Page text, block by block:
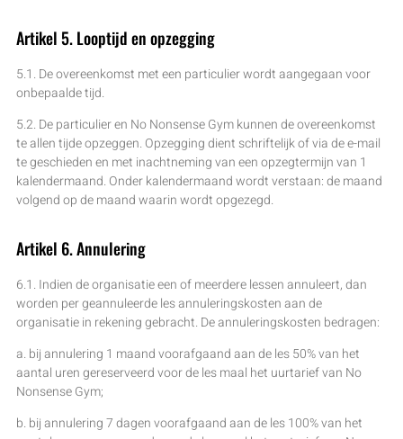
Artikel 5. Looptijd en opzegging
5.1. De overeenkomst met een particulier wordt aangegaan voor
onbepaalde tijd.
5.2. De particulier en No Nonsense Gym kunnen de overeenkomst
te allen tijde opzeggen. Opzegging dient schriftelijk of via de e-mail
te geschieden en met inachtneming van een opzegtermijn van 1
kalendermaand. Onder kalendermaand wordt verstaan: de maand
volgend op de maand waarin wordt opgezegd.
Artikel 6. Annulering
6.1. Indien de organisatie een of meerdere lessen annuleert, dan
worden per geannuleerde les annuleringskosten aan de
organisatie in rekening gebracht. De annuleringskosten bedragen:
a. bij annulering 1 maand voorafgaand aan de les 50% van het
aantal uren gereserveerd voor de les maal het uurtarief van No
Nonsense Gym;
b. bij annulering 7 dagen voorafgaand aan de les 100% van het